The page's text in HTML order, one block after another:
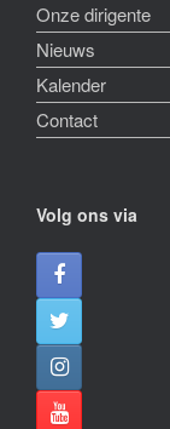
Onze dirigente
Nieuws
Kalender
Contact
Volg ons via